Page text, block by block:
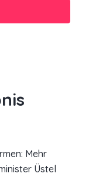
Mehr
Üstel